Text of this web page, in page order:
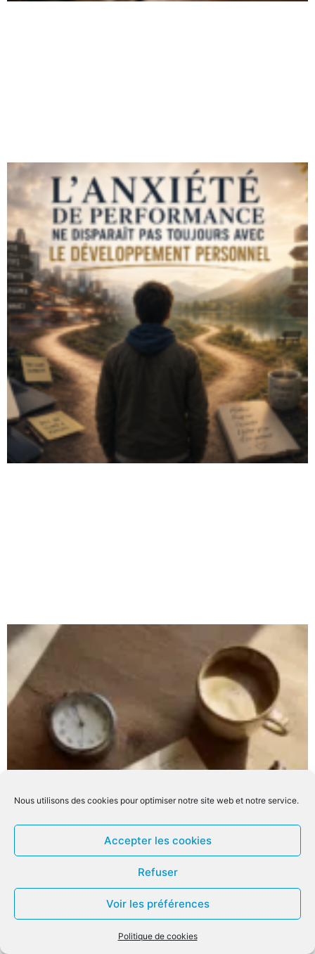
Nous utilisons des cookies pour optimiser notre site web et notre service.
Accepter les cookies
Refuser
Voir les préférences
Politique de cookies